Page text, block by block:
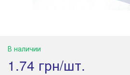
В наличии
1.74 грн/шт.